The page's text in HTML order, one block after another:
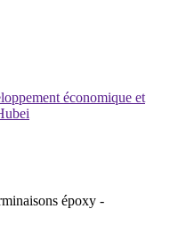
économique et
époxy -